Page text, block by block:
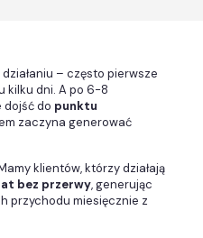
– często pierwsze
kilku dni. A po 6-8
do punktu
zaczyna generować
klientów, którzy działają
bez przerwy, generując
przychodu miesięcznie z